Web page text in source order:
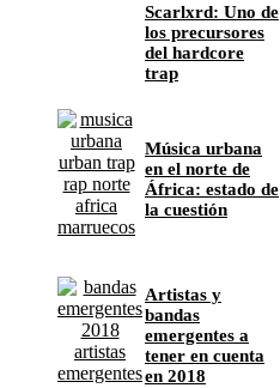
Scarlxrd: Uno de
los precursores
del hardcore
trap
Música urbana
en el norte de
África: estado de
la cuestión
Artistas y
bandas
emergentes a
tener en cuenta
en 2018